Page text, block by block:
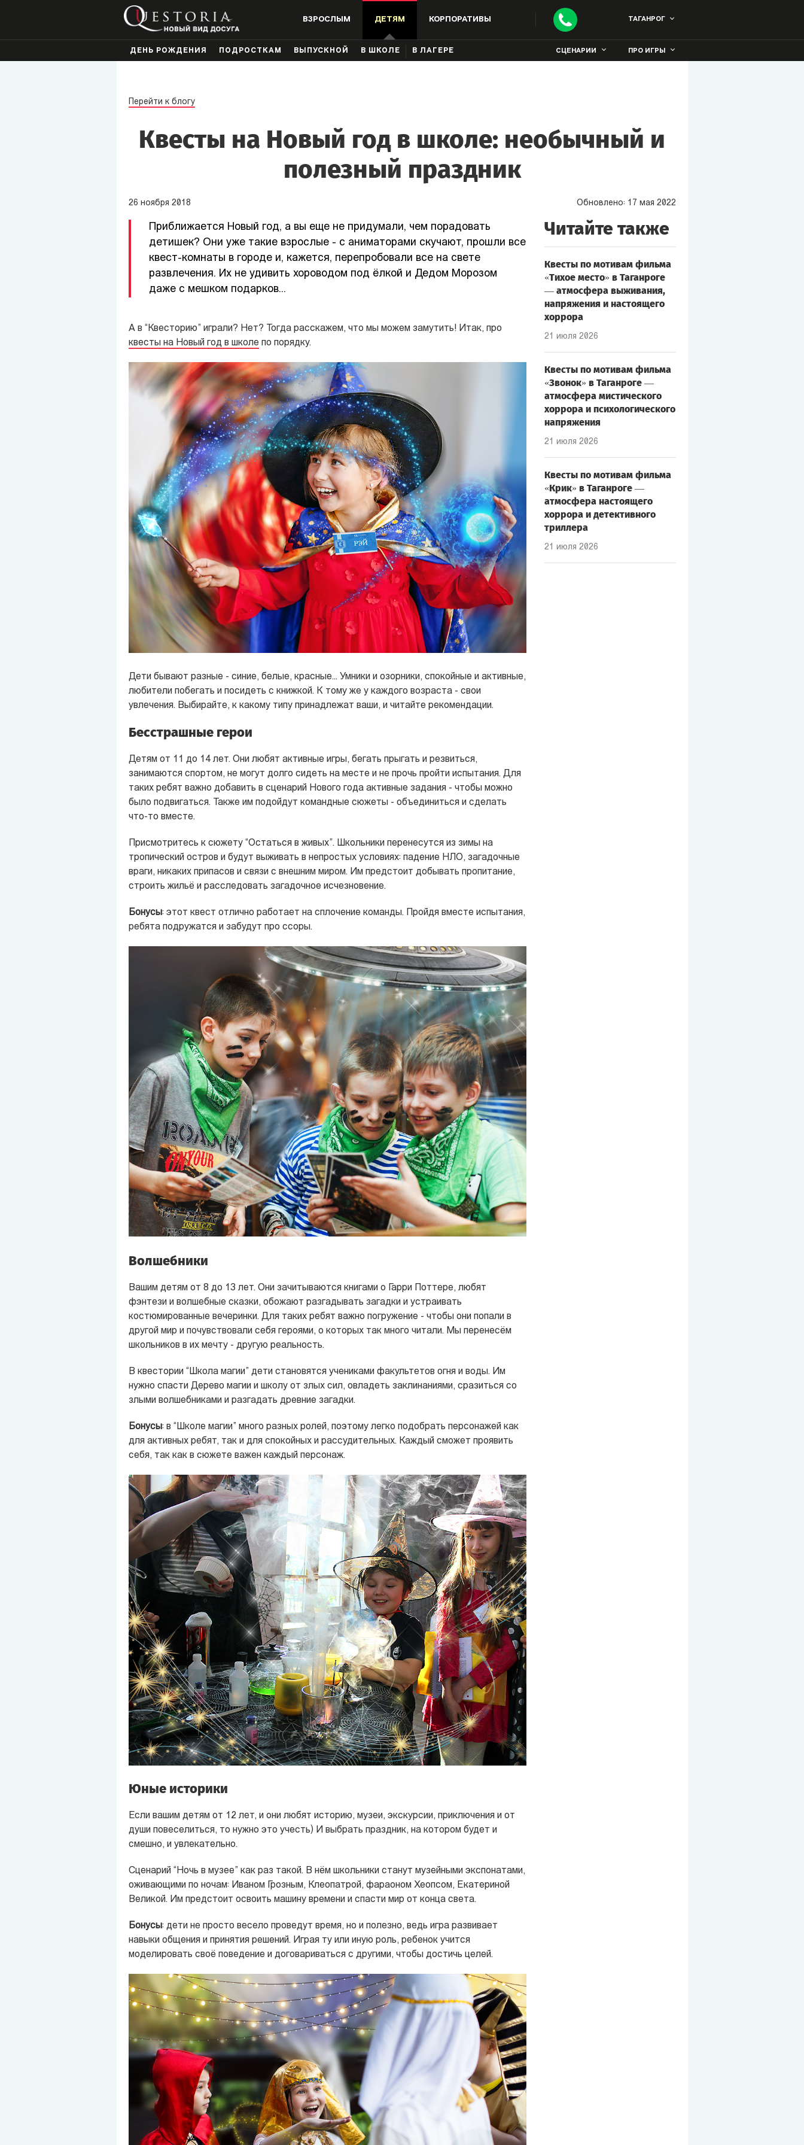
ВЗРОСЛЫМ ДЕТЯМ КОРПОРАТИВЫ ТАГАНРОГ
ДЕНЬ РОЖДЕНИЯ ПОДРОСТКАМ ВЫПУСКНОЙ В ШКОЛЕ В ЛАГЕРЕ СЦЕНАРИИ ПРО ИГРЫ
Перейти к блогу
Квесты на Новый год в школе: необычный и
полезный праздник
26 ноября 2018 Обновлено: 17 мая 2022
Приближается Новый год, а вы еще не придумали, чем порадовать
детишек? Они уже такие взрослые - с аниматорами скучают, прошли все
квест-комнаты в городе и, кажется, перепробовали все на свете
развлечения. Их не удивить хороводом под ёлкой и Дедом Морозом
даже с мешком подарков...
А в “Квесторию” играли? Нет? Тогда расскажем, что мы можем замутить! Итак, про
квесты на Новый год в школе по порядку.
Дети бывают разные - синие, белые, красные… Умники и озорники, спокойные и активные,
любители побегать и посидеть с книжкой. К тому же у каждого возраста - свои
увлечения. Выбирайте, к какому типу принадлежат ваши, и читайте рекомендации.
Бесстрашные герои
Детям от 11 до 14 лет. Они любят активные игры, бегать прыгать и резвиться,
занимаются спортом, не могут долго сидеть на месте и не прочь пройти испытания. Для
таких ребят важно добавить в сценарий Нового года активные задания - чтобы можно
было подвигаться. Также им подойдут командные сюжеты - объединиться и сделать
что-то вместе.
Присмотритесь к сюжету “Остаться в живых”. Школьники перенесутся из зимы на
тропический остров и будут выживать в непростых условиях: падение НЛО, загадочные
враги, никаких припасов и связи с внешним миром. Им предстоит добывать пропитание,
строить жильё и расследовать загадочное исчезновение.
Бонусы: этот квест отлично работает на сплочение команды. Пройдя вместе испытания,
ребята подружатся и забудут про ссоры.
Волшебники
Вашим детям от 8 до 13 лет. Они зачитываются книгами о Гарри Поттере, любят
фэнтези и волшебные сказки, обожают разгадывать загадки и устраивать
костюмированные вечеринки. Для таких ребят важно погружение - чтобы они попали в
другой мир и почувствовали себя героями, о которых так много читали. Мы перенесём
школьников в их мечту - другую реальность.
В квестории “Школа магии” дети становятся учениками факультетов огня и воды. Им
нужно спасти Дерево магии и школу от злых сил, овладеть заклинаниями, сразиться со
злыми волшебниками и разгадать древние загадки.
Бонусы: в “Школе магии” много разных ролей, поэтому легко подобрать персонажей как
для активных ребят, так и для спокойных и рассудительных. Каждый сможет проявить
себя, так как в сюжете важен каждый персонаж.
Юные историки
Если вашим детям от 12 лет, и они любят историю, музеи, экскурсии, приключения и от
души повеселиться, то нужно это учесть) И выбрать праздник, на котором будет и
смешно, и увлекательно.
Сценарий “Ночь в музее” как раз такой. В нём школьники станут музейными экспонатами,
оживающими по ночам: Иваном Грозным, Клеопатрой, фараоном Хеопсом, Екатериной
Великой. Им предстоит освоить машину времени и спасти мир от конца света.
Бонусы: дети не просто весело проведут время, но и полезно, ведь игра развивает
навыки общения и принятия решений. Играя ту или иную роль, ребенок учится
моделировать своё поведение и договариваться с другими, чтобы достичь целей.
Читайте также
Квесты по мотивам фильма
«Тихое место» в Таганроге
— атмосфера выживания,
напряжения и настоящего
хоррора
21 июля 2026
Квесты по мотивам фильма
«Звонок» в Таганроге —
атмосфера мистического
хоррора и психологического
напряжения
21 июля 2026
Квесты по мотивам фильма
«Крик» в Таганроге —
атмосфера настоящего
хоррора и детективного
триллера
21 июля 2026